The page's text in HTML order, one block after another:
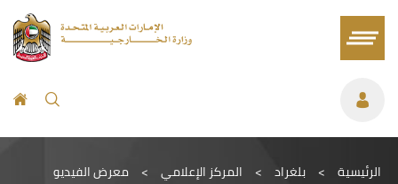
الرئيسية > بلغراد > المركز الإعلامي > معرض الفيديو